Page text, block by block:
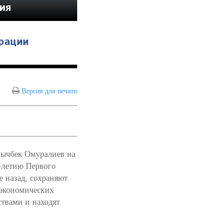
Версия для печати
Омуралиев на
Первого
назад, сохраняют
и находят